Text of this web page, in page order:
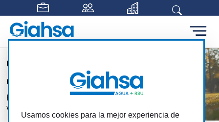
Saltar al contenido principal
Comprometidos con la
educación y la igualdad
En Giahsa entendemos que nuestra labor
va más allá de la gestión de recursos
Usamos cookies para la mejor experiencia de